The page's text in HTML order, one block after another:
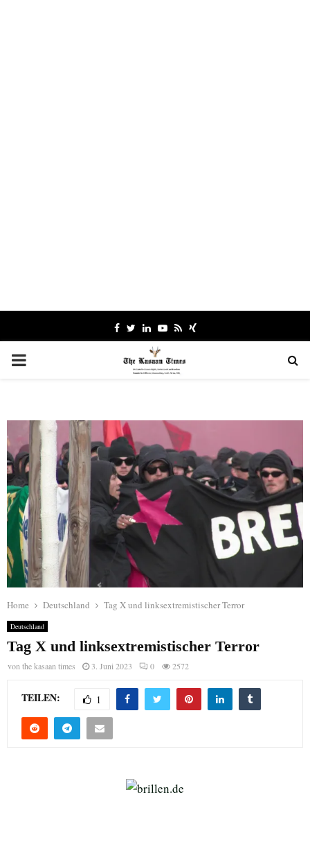
Facebook
TwitterLinkedinYoutube
RssXing
PRIMARY
Home Deutschland Tag X und linksextremistischer Terror
Deutschland
Tag X und linksextremistischer Terror
von the kasaan times 3. Juni 2023 0 2572
TEILEN: 1